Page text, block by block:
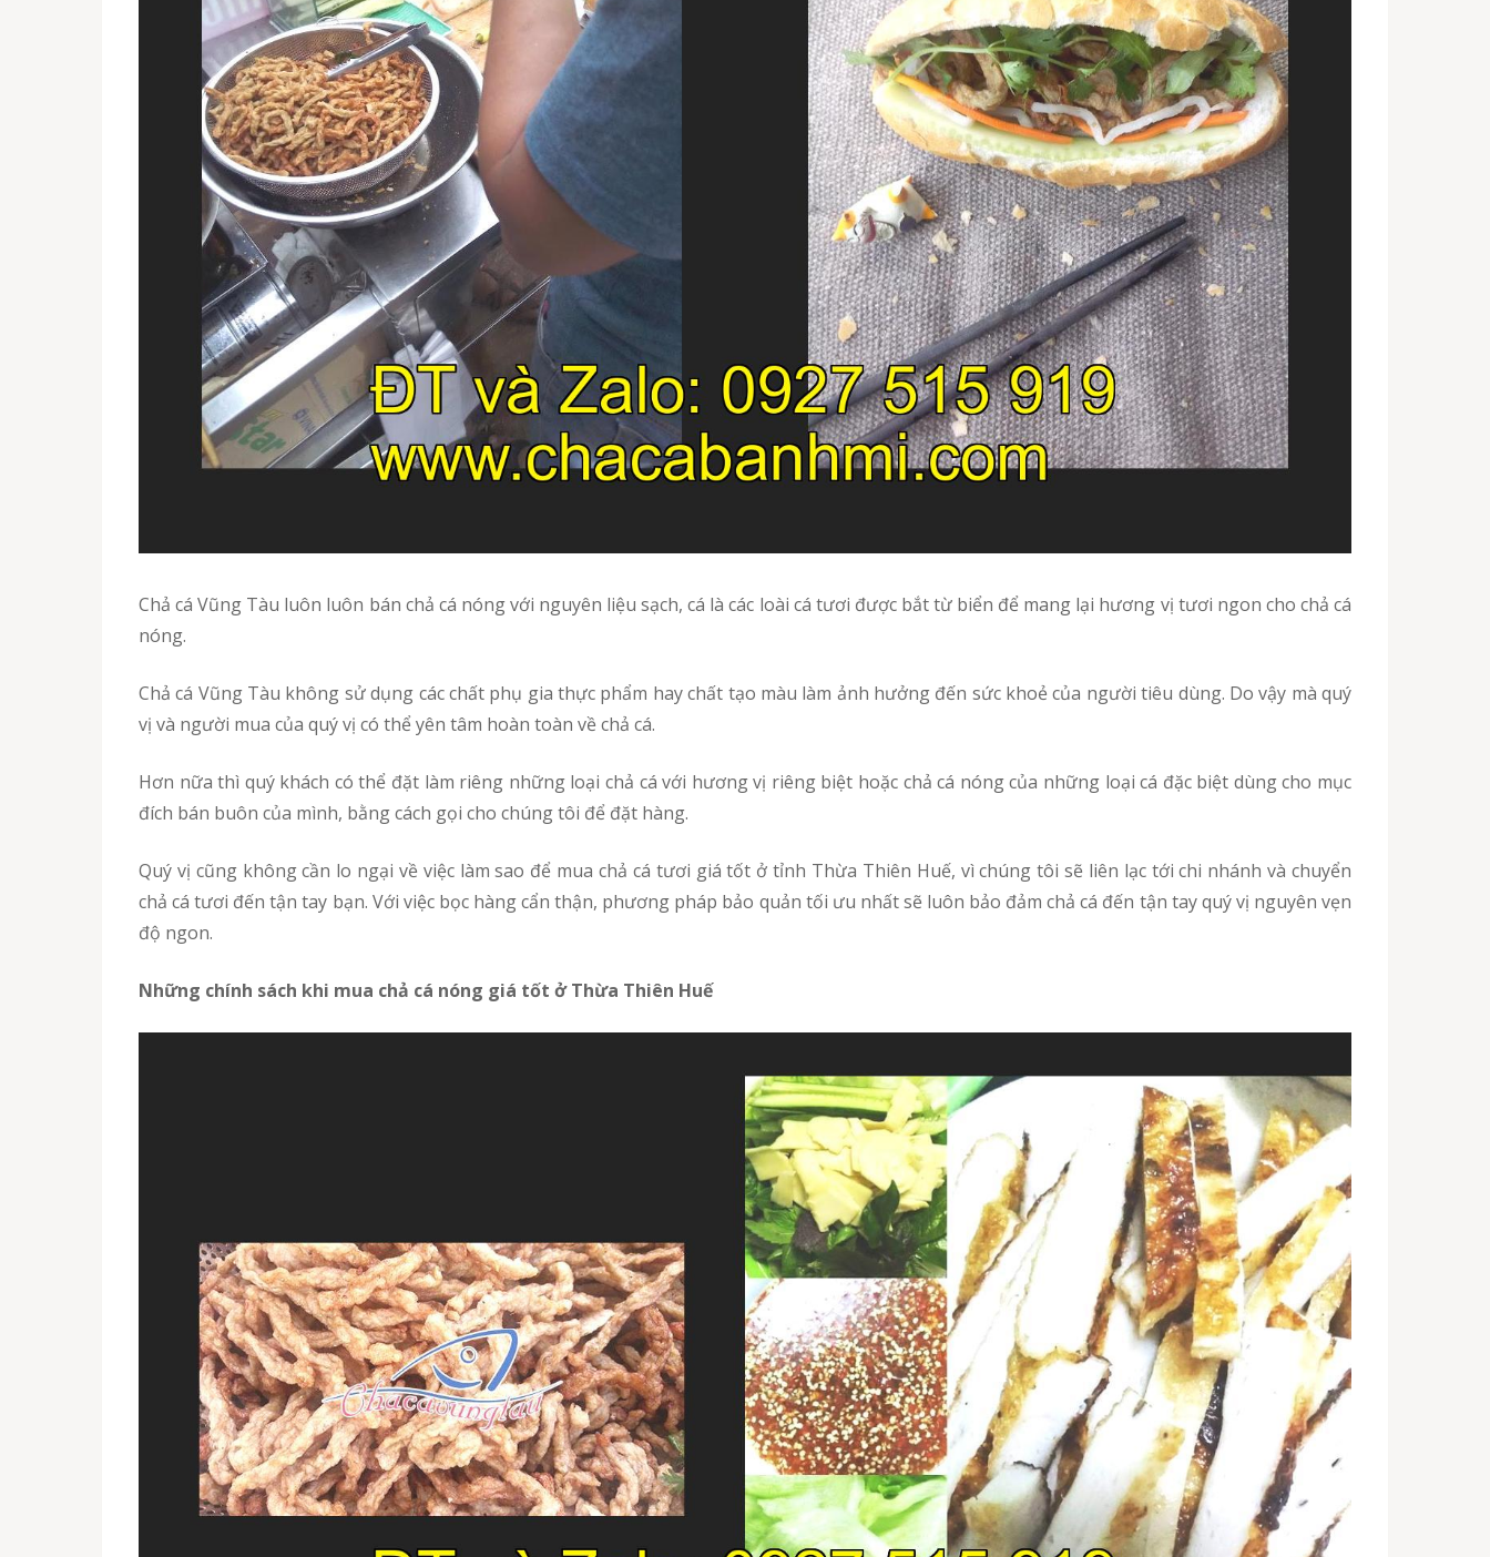
Chả cá Vũng Tàu luôn luôn bán chả cá nóng với nguyên liệu sạch, cá là các loài cá tươi được bắt từ biển để mang lại hương vị tươi ngon cho chả cá
nóng.
Chả cá Vũng Tàu không sử dụng các chất phụ gia thực phẩm hay chất tạo màu làm ảnh hưởng đến sức khoẻ của người tiêu dùng. Do vậy mà quý
vị và người mua của quý vị có thể yên tâm hoàn toàn về chả cá.
Hơn nữa thì quý khách có thể đặt làm riêng những loại chả cá với hương vị riêng biệt hoặc chả cá nóng của những loại cá đặc biệt dùng cho mục
đích bán buôn của mình, bằng cách gọi cho chúng tôi để đặt hàng.
Quý vị cũng không cần lo ngại về việc làm sao để mua chả cá tươi giá tốt ở tỉnh Thừa Thiên Huế, vì chúng tôi sẽ liên lạc tới chi nhánh và chuyển
chả cá tươi đến tận tay bạn. Với việc bọc hàng cẩn thận, phương pháp bảo quản tối ưu nhất sẽ luôn bảo đảm chả cá đến tận tay quý vị nguyên vẹn
độ ngon.
Những chính sách khi mua chả cá nóng giá tốt ở Thừa Thiên Huế